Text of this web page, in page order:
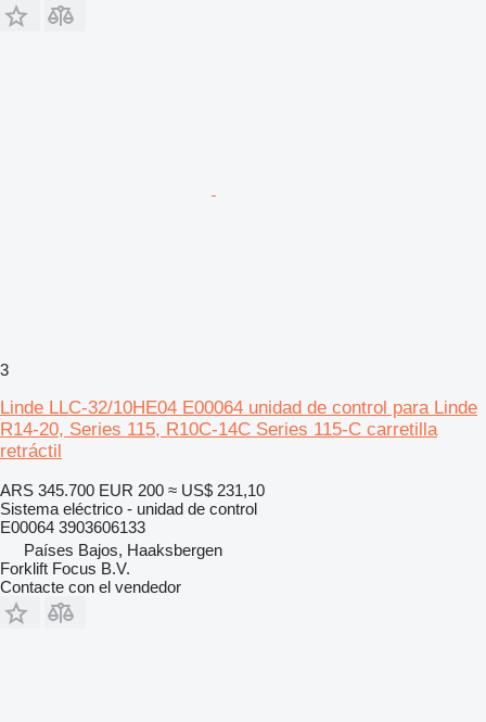
3
Linde LLC-32/10HE04 E00064 unidad de control para Linde
R14-20, Series 115, R10C-14C Series 115-C carretilla
retráctil
ARS 345.700 EUR 200 ≈ US$ 231,10
Sistema eléctrico - unidad de control
E00064 3903606133
Países Bajos, Haaksbergen
Forklift Focus B.V.
Contacte con el vendedor